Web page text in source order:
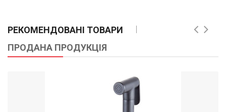
РЕКОМЕНДОВАНІ ТОВАРИ
ПРОДАНА ПРОДУКЦІЯ